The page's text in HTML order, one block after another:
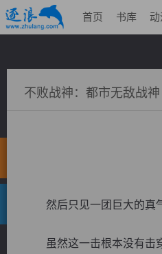
首页 书库 动
不败战神：都市无敌战神
然后只见一团巨大的真气
虽然这一击根本没有击穿